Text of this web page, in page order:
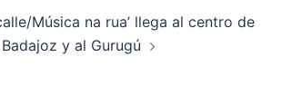
Música na rua’ llega al centro de
Badajoz y al Gurugú